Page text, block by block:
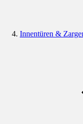
Innentüren &